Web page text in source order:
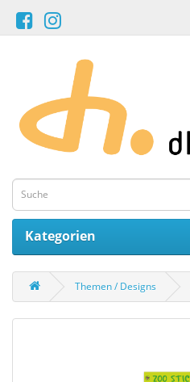
Kategorien
Themen / Designs